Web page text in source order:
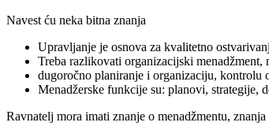
Navest ću neka bitna znanja
Upravljanje je osnova za kvalitetno
Treba razlikovati organizacijski
dugoročno planiranje i organizaciju, kontrolu
Menadžerske funkcije su: planovi, strategije,
Ravnatelj mora imati znanje o menadžmentu,